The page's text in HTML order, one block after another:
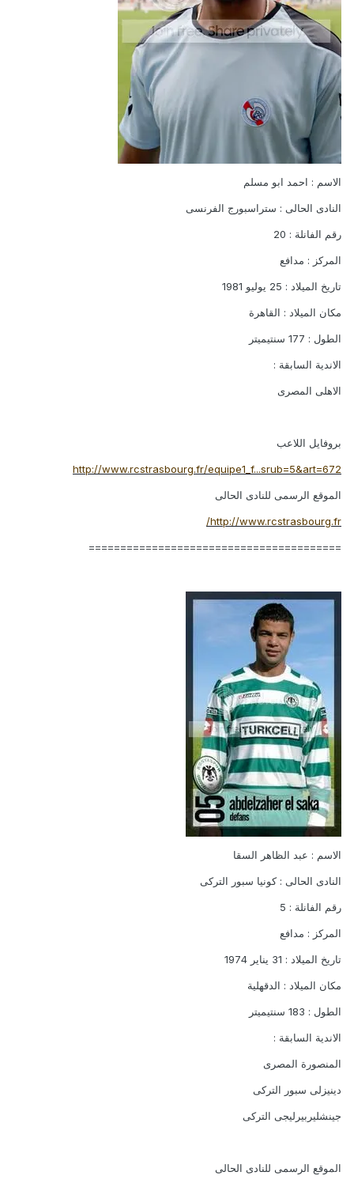
الاسم : احمد ابو مسلم
النادى الحالى : ستراسبورج الفرنسى
رقم الفانلة : 20
المركز : مدافع
تاريخ الميلاد : 25 يوليو 1981
مكان الميلاد : القاهرة
الطول : 177 سنتيميتر
الاندية السابقة :
الاهلى المصرى
بروفايل اللاعب
http://www.rcstrasbourg.fr/equipe1_f...srub=5&art=672
الموقع الرسمى للنادى الحالى
http://www.rcstrasbourg.fr/
========================================
الاسم : عبد الظاهر السقا
النادى الحالى : كونيا سبور التركى
رقم الفانلة : 5
المركز : مدافع
تاريخ الميلاد : 31 يناير 1974
مكان الميلاد : الدقهلية
الطول : 183 سنتيميتر
الاندية السابقة :
المنصورة المصرى
دينيزلى سبور التركى
جينشليربيرليجى التركى
الموقع الرسمى للنادى الحالى